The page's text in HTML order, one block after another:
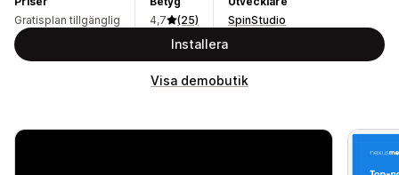
Gratisplan tillgänglig
4,7
(25)
SpinStudio
Installera
Visa demobutik